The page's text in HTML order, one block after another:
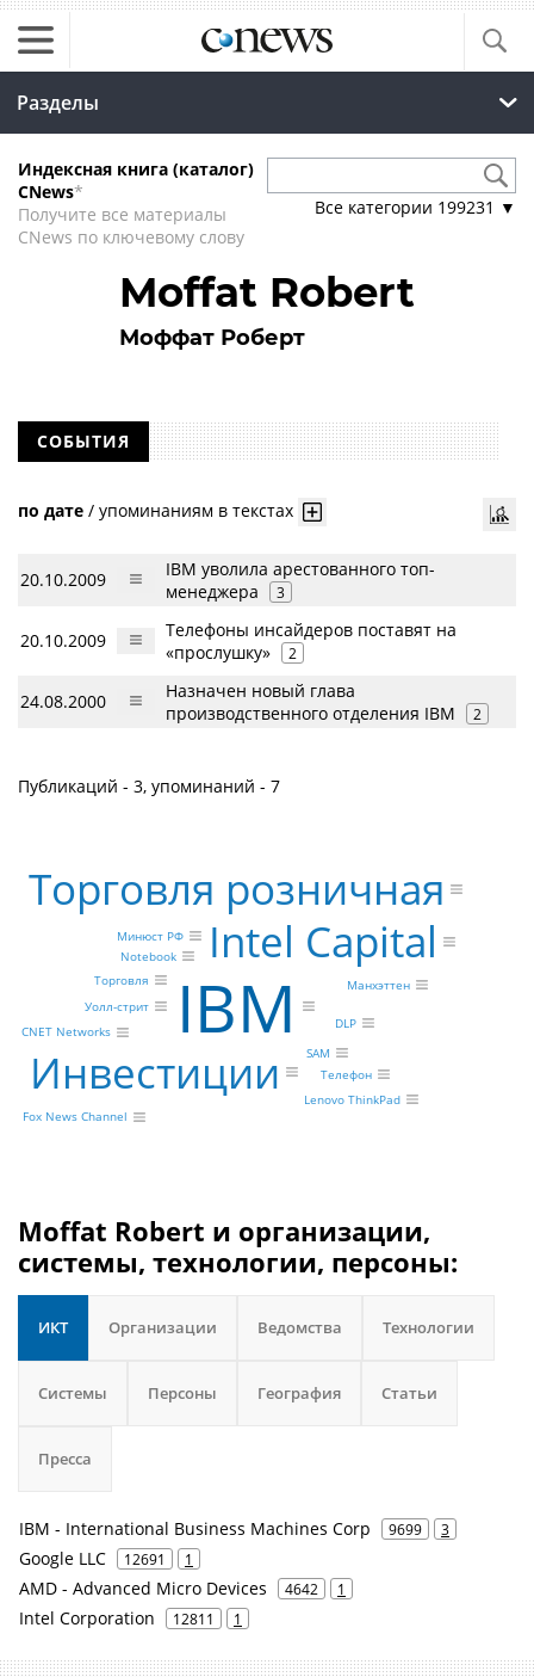
Разделы
Индексная книга (каталог)
CNews*
Получите все материалы
CNews по ключевому слову
Все категории 199231 ▼
Moffat Robert
Моффат Роберт
СОБЫТИЯ
по дате / упоминаниям в текстах
20.10.2009
IBM уволила арестованного топ-
менеджера
3
20.10.2009
Телефоны инсайдеров поставят на
«прослушку»
2
24.08.2000
Назначен новый глава
производственного отделения IBM
2
Публикаций - 3, упоминаний - 7
IBM
Intel Capital
Инвестиции
Торговля розничная
Минюст РФ
Телефон
SAM
Notebook
DLP
Торговля
Lenovo ThinkPad
Уолл-стрит
Манхэттен
CNET Networks
Fox News Channel
Moffat Robert и организации,
системы, технологии, персоны:
ИКТ Организации Ведомства Технологии
Системы Персоны География Статьи
Пресса
IBM - International Business Machines Corp 9699 3
Google LLC 12691 1
AMD - Advanced Micro Devices 4642 1
Intel Corporation 12811 1